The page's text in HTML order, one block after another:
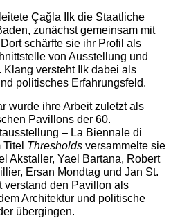
Çağla Ilk die Staatliche
zunächst gemeinsam mit
Dort schärfte sie ihr Profil als
von Ausstellung und
Klang versteht Ilk dabei als
politisches Erfahrungsfeld.
wurde ihre Arbeit zuletzt als
Pavillons der 60.
– La Biennale di
Thresholdsversammelte sie
Akstaller, Yael Bartana, Robert
Ersan Mondtag und Jan St.
verstand den Pavillon als
Architektur und politische
übergingen.